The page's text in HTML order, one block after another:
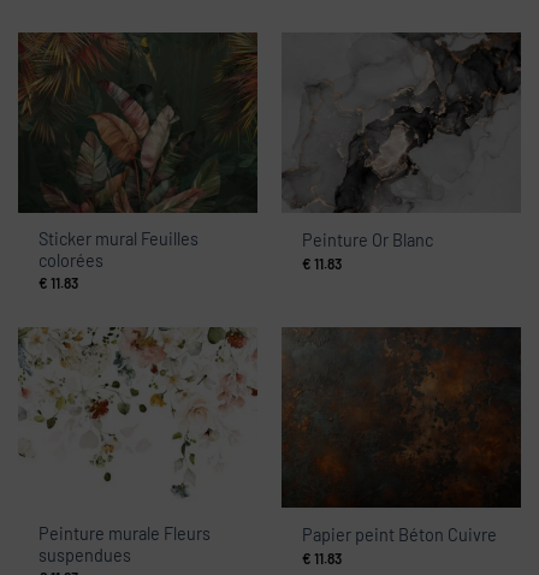
Sticker mural Feuilles
colorées
€ 11.83
Peinture Or Blanc
€ 11.83
Peinture murale Fleurs
suspendues
Papier peint Béton Cuivre
€ 11.83